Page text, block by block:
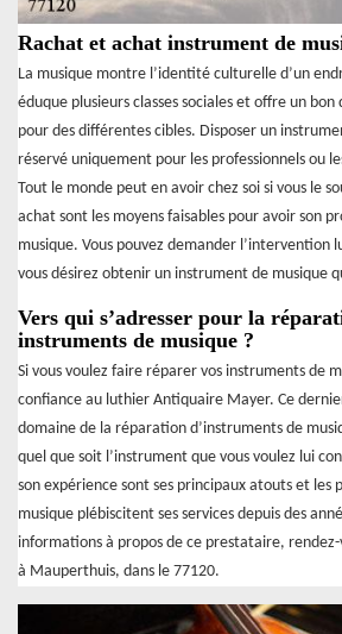
Rachat et achat instrument de
La musique montre l’identité culturelle d’un
éduque plusieurs classes sociales et offre un
pour des différentes cibles. Disposer un
réservé uniquement pour les professionnels ou
Tout le monde peut en avoir chez soi si vous le
achat sont les moyens faisables pour avoir son
musique. Vous pouvez demander l’intervention
vous désirez obtenir un instrument de musique
Vers qui s’adresser pour la
instruments de musique ?
Si vous voulez faire réparer vos instruments de
confiance au luthier Antiquaire Mayer. Ce
domaine de la réparation d’instruments de
quel que soit l’instrument que vous voulez lui
son expérience sont ses principaux atouts et les
musique plébiscitent ses services depuis des
informations à propos de ce prestataire,
à Mauperthuis, dans le 77120.